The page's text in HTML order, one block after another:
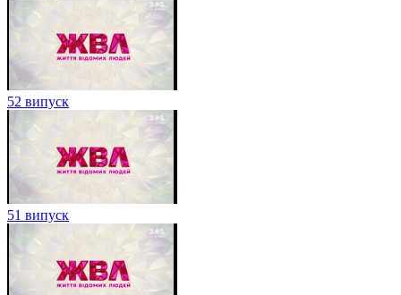
52 випуск
51 випуск